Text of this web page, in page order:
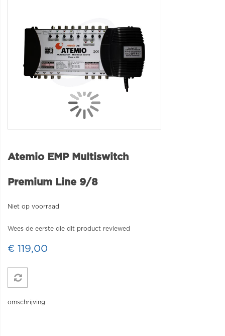
Atemio EMP Multiswitch
Premium Line 9/8
Niet op voorraad
Wees de eerste die dit product reviewed
€ 119,00
omschrijving